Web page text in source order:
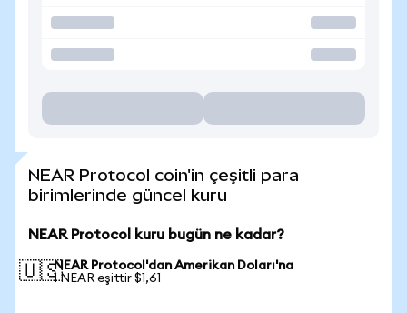
NEAR Protocol coin'in çeşitli para
birimlerinde güncel kuru
NEAR Protocol kuru bugün ne kadar?
🇺🇸NEAR Protocol'dan Amerikan Doları'na
1 NEAR eşittir $1,61